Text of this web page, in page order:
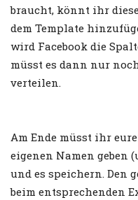
braucht, könnt ihr
dem Template
wird Facebook die
müsst es dann nur
verteilen.
Am Ende müsst ihr
eigenen Namen geben
und es speichern. Den
beim entsprechenden